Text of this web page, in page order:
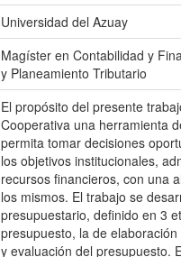
Universidad del Azuay
Magíster en Contabilidad y
y Planeamiento Tributario
El propósito del presente
Cooperativa una herramienta
permita tomar decisiones
los objetivos institucionales,
recursos financieros, con una
los mismos. El trabajo se
presupuestario, definido en 3
presupuesto, la de
y evaluación del presupuesto.